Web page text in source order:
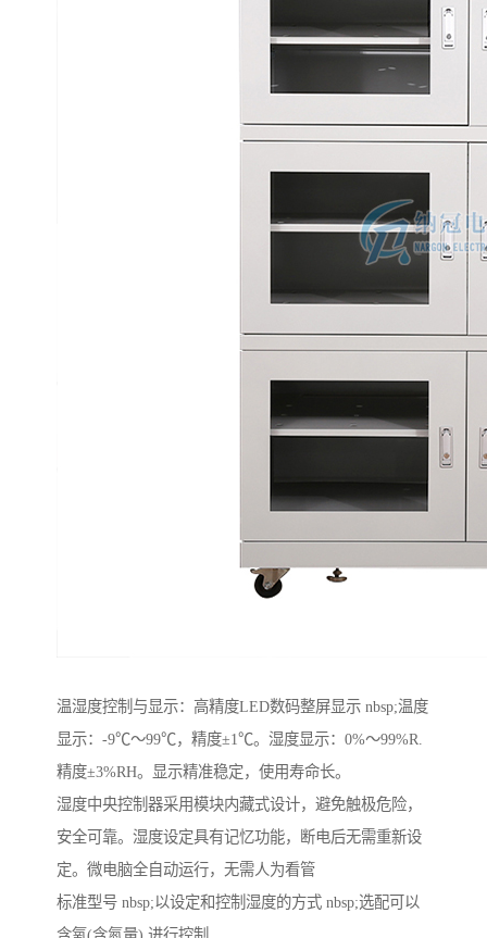
温湿度控制与显示：高精度LED数码整屏显示 nbsp;温度
显示：-9℃～99℃，精度±1℃。湿度显示：0%～99%R.
精度±3%RH。显示精准稳定，使用寿命长。
湿度中央控制器采用模块内藏式设计，避免触极危险，
安全可靠。湿度设定具有记忆功能，断电后无需重新设
定。微电脑全自动运行，无需人为看管
标准型号 nbsp;以设定和控制湿度的方式 nbsp;选配可以